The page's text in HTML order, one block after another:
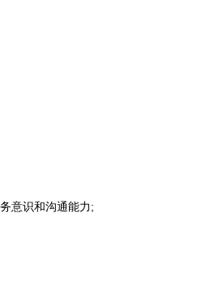
意识和沟通能力;